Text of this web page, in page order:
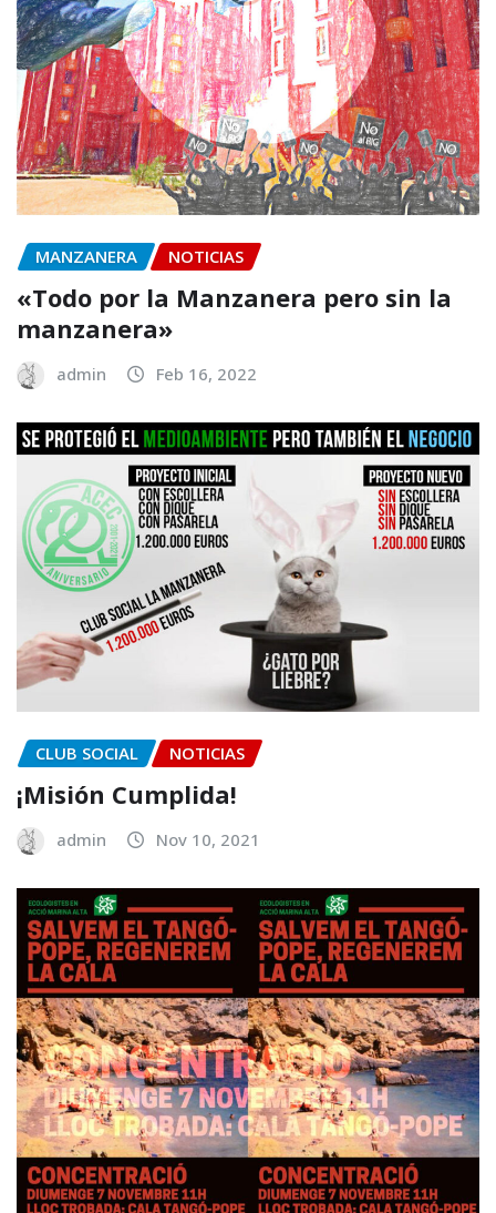
MANZANERA NOTICIAS
«Todo por la Manzanera pero sin la
manzanera»
admin Feb 16, 2022
CLUB SOCIAL NOTICIAS
¡Misión Cumplida!
admin Nov 10, 2021